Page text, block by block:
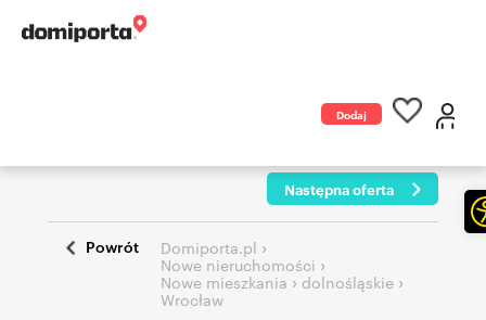
Dodaj
Następna oferta
Powrót Domiporta.pl ›
Nowe nieruchomości ›
Nowe mieszkania › dolnośląskie ›
Wrocław